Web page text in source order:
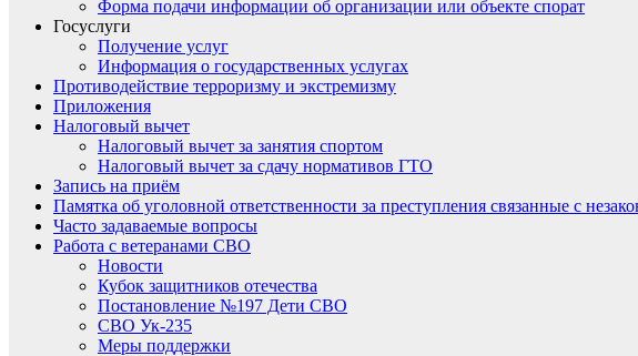
Форма подачи информации об организации или объекте спорат
Госуслуги
Получение услуг
Информация о государственных услугах
Противодействие терроризму и экстремизму
Приложения
Налоговый вычет
Налоговый вычет за занятия спортом
Налоговый вычет за сдачу нормативов ГТО
Запись на приём
Памятка об уголовной ответственности за преступления связанные с
Часто задаваемые вопросы
Работа с ветеранами СВО
Новости
Кубок защитников отечества
Постановление №197 Дети СВО
СВО Ук-235
Меры поддержки